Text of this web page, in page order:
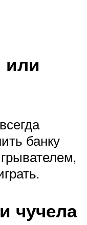
или
банку
чучела